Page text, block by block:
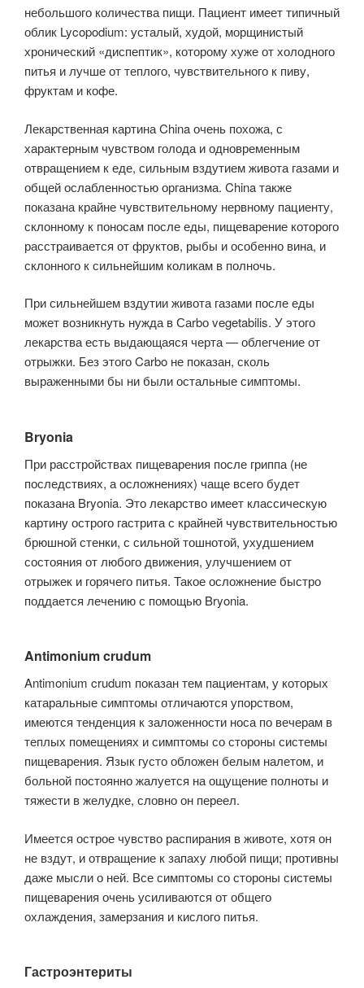
небольшого количе­ства пищи. Пациент имеет типичный
облик Lycopodium: усталый, худой, морщинистый
хронический «диспептик», которому хуже от холодного
питья и лучше от теплого, чувствительного к пиву,
фруктам и кофе.
Лекарствен­ная картина China очень похожа, с
характерным чувством голода и одновре­менным
отвращением к еде, сильным вздутием живота газами и
общей ослабленностью организма. China также
показана крайне чувствительному нервному пациенту,
склонному к поносам после еды, пищеварение которого
расстраивается от фруктов, рыбы и особенно вина, и
склонного к сильней­шим коликам в полночь.
При сильнейшем вздутии живота газами после еды
может возникнуть нужда в Саrbо vegetabilis. У этого
лекарства есть выдаю­щаяся черта — облегчение от
отрыжки. Без этого Carbo не показан, сколь
выраженными бы ни были остальные симптомы.
Bryonia
При расстройствах пищеварения после гриппа (не
последствиях, а осложне­ниях) чаще всего будет
показана Bryonia. Это лекарство имеет классичес­кую
картину острого гастрита с крайней чувствительностью
брюшной стен­ки, с сильной тошнотой, ухудшением
состояния от любого движения, улучшением от
отрыжек и горячего питья. Такое осложнение быстро
подда­ется лечению с помощью Bryonia.
Antimonium crudum
Antimonium crudum показан тем пациентам, у которых
катаральные симпто­мы отличаются упорством,
имеются тенденция к заложенности носа по вече­рам в
теплых помещениях и симптомы со стороны системы
пищеварения. Язык густо обложен белым налетом, и
больной постоянно жалуется на ощущение полноты и
тяжести в желудке, словно он переел.
Имеется острое чув­ство распирания в животе, хотя он
не вздут, и отвращение к запаху любой пищи; противны
даже мысли о ней. Все симптомы со стороны системы
пищеварения очень усиливаются от общего
охлаждения, замерзания и кислого питья.
Гастроэнтериты